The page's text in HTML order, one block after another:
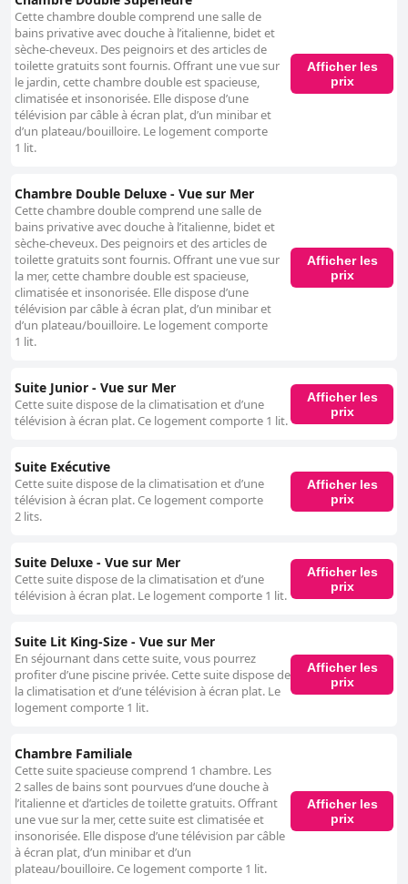
Cette chambre double comprend une salle de
bains privative avec douche à l’italienne, bidet et
sèche-cheveux. Des peignoirs et des articles de
toilette gratuits sont fournis. Offrant une vue sur
le jardin, cette chambre double est spacieuse,
climatisée et insonorisée. Elle dispose d’une
télévision par câble à écran plat, d’un minibar et
d’un plateau/bouilloire. Le logement comporte
1 lit.
Afficher les
prix
Chambre Double Deluxe - Vue sur Mer
Cette chambre double comprend une salle de
bains privative avec douche à l’italienne, bidet et
sèche-cheveux. Des peignoirs et des articles de
toilette gratuits sont fournis. Offrant une vue sur
la mer, cette chambre double est spacieuse,
climatisée et insonorisée. Elle dispose d’une
télévision par câble à écran plat, d’un minibar et
d’un plateau/bouilloire. Le logement comporte
1 lit.
Afficher les
prix
Suite Junior - Vue sur Mer
Cette suite dispose de la climatisation et d’une
télévision à écran plat. Ce logement comporte 1 lit.
Afficher les
prix
Suite Exécutive
Cette suite dispose de la climatisation et d’une
télévision à écran plat. Ce logement comporte
2 lits.
Afficher les
prix
Suite Deluxe - Vue sur Mer
Cette suite dispose de la climatisation et d’une
télévision à écran plat. Le logement comporte 1 lit.
Afficher les
prix
Suite Lit King-Size - Vue sur Mer
En séjournant dans cette suite, vous pourrez
profiter d’une piscine privée. Cette suite dispose de
la climatisation et d’une télévision à écran plat. Le
logement comporte 1 lit.
Afficher les
prix
Chambre Familiale
Cette suite spacieuse comprend 1 chambre. Les
2 salles de bains sont pourvues d’une douche à
l’italienne et d’articles de toilette gratuits. Offrant
une vue sur la mer, cette suite est climatisée et
insonorisée. Elle dispose d’une télévision par câble
à écran plat, d’un minibar et d’un
plateau/bouilloire. Ce logement comporte 1 lit.
Afficher les
prix